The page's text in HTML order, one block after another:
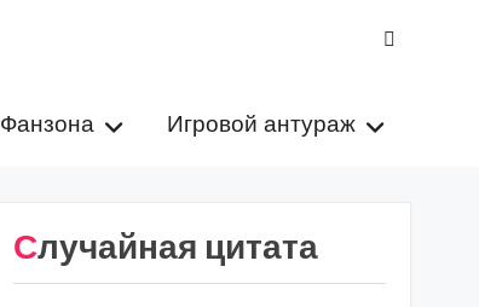
Фанзона Игровой антураж
Случайная цитата